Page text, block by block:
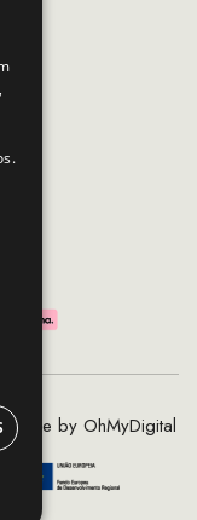
by OhMyDigital